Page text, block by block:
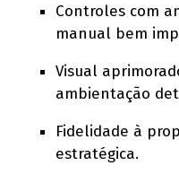
Controles com
manual bem
Visual
ambientação
Fidelidade à
estratégica.